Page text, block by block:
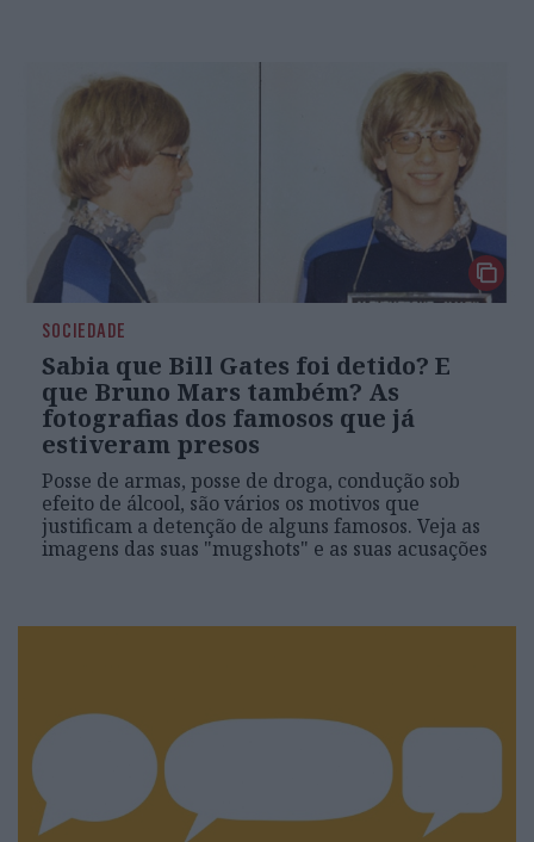
SOCIEDADE
Sabia que Bill Gates foi detido? E
que Bruno Mars também? As
fotografias dos famosos que já
estiveram presos
Posse de armas, posse de droga, condução sob
efeito de álcool, são vários os motivos que
justificam a detenção de alguns famosos. Veja as
imagens das suas "mugshots" e as suas acusações